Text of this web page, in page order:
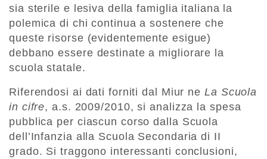
sia sterile e lesiva della famiglia italiana la
polemica di chi continua a sostenere che
queste risorse (evidentemente esigue)
debbano essere destinate a migliorare la
scuola statale.
Riferendosi ai dati forniti dal Miur ne La Scuola
in cifre, a.s. 2009/2010, si analizza la spesa
pubblica per ciascun corso dalla Scuola
dell’Infanzia alla Scuola Secondaria di II
grado. Si traggono interessanti conclusioni,